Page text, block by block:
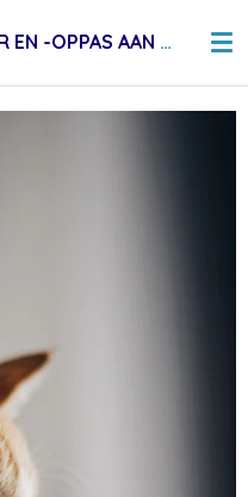
BETTI KATTENTRIMMER EN -OPPAS AAN HUIS